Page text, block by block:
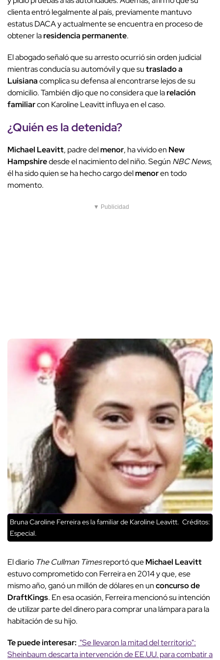
clienta entró legalmente al país, previamente mantuvo
estatus DACA y actualmente se encuentra en proceso de
obtener laresidencia permanente.
El abogado señaló que su arresto ocurrió sin orden judicial
mientras conducía su automóvil y que sutraslado a
Luisianacomplica su defensa al encontrarse lejos de su
domicilio. También dijo que no considera que larelación
familiarcon Karoline Leavitt influya en el caso.
¿Quién es la detenida?
Michael Leavitt, padre delmenor, ha vivido en New
Hampshiredesde el nacimiento del niño. Según NBC News,
él ha sido quien se ha hecho cargo delmenoren todo
momento.
▼ Publicidad
Bruna Caroline Ferreira es la familiar de Karoline Leavitt. Créditos:
Especial.
El diario The Cullman Timesreportó queMichael Leavitt
estuvo comprometido con Ferreira en 2014 y que, ese
mismo año, ganó un millón de dólares en unconcurso de
DraftKings. En esa ocasión, Ferreira mencionó su intención
de utilizar parte del dinero para comprar una lámpara para la
habitación de su hijo.
Te puede interesar: "Se llevaron la mitad del territorio":
Sheinbaum descarta intervención de EE.UU. para combatir a